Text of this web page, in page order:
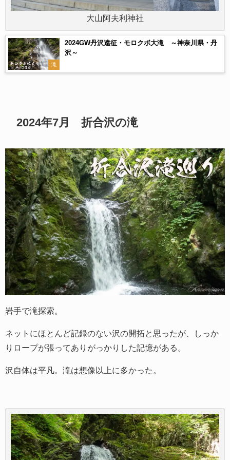
大山阿夫利神社
滝
2024GW丹沢遠征・モロクボ大滝 ～神奈川県・丹
沢～
2024年7月 折合沢の滝
岩手で滝探索。
ネットにほとんど記録のない沢の開拓と思ったが、しっか
りロープが張ってありがっかりした記憶がある。
沢自体は平凡。滝は想像以上に多かった。